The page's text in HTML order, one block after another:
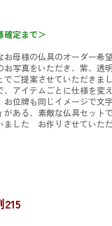
確定まで＞
母様の仏具のオーダー希
写真をいただき、紫、透
でご提案させていただき
、アイテムごとに仕様を変
位牌も同じイメージで文字
がある、素敵な仏具セッ
ました お作りさせていた